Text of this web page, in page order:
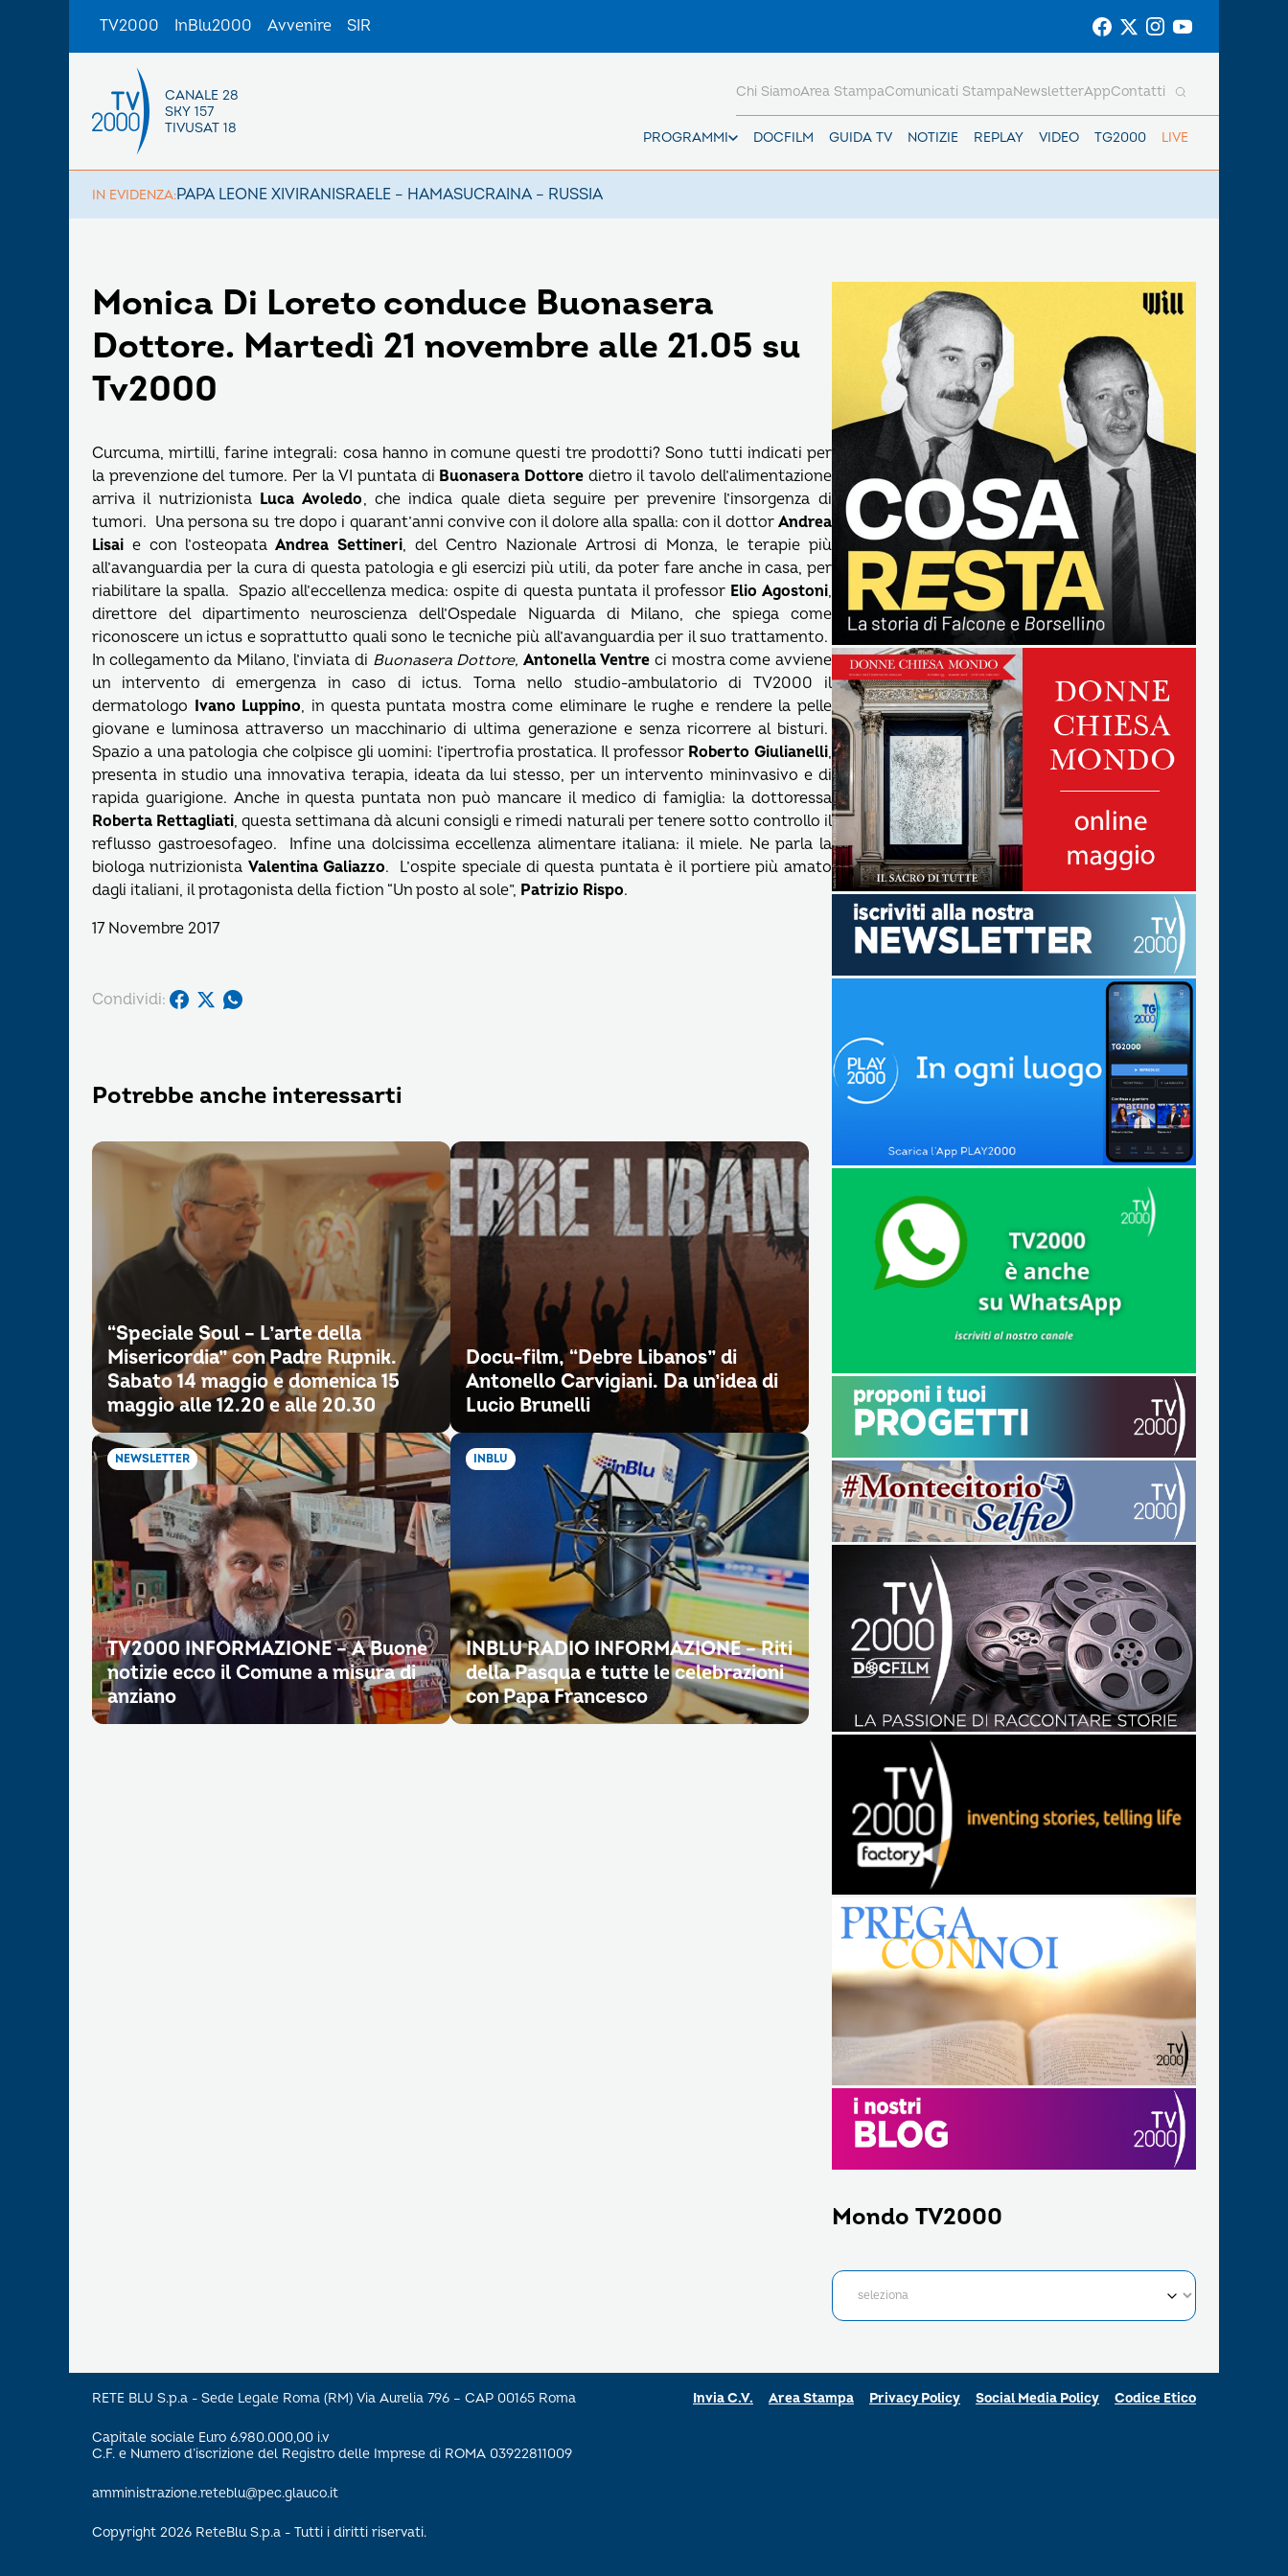
TV2000 InBlu2000 Avvenire SIR
CANALE 28
SKY 157
TIVUSAT 18
PROGRAMMI DOCFILM GUIDA TV NOTIZIE REPLAY VIDEO TG2000 LIVE
Chi SiamoArea StampaComunicati StampaNewsletterAppContatti
IN EVIDENZA:PAPA LEONE XIVIRANISRAELE – HAMASUCRAINA – RUSSIA
Monica Di Loreto conduce Buonasera
Dottore. Martedì 21 novembre alle 21.05 su
Tv2000
Curcuma, mirtilli, farine integrali: cosa hanno in comune questi tre prodotti? Sono tutti indicati per
la prevenzione del tumore. Per la VI puntata di Buonasera Dottore dietro il tavolo dell’alimentazione
arriva il nutrizionista Luca Avoledo, che indica quale dieta seguire per prevenire l’insorgenza di
tumori. Una persona su tre dopo i quarant’anni convive con il dolore alla spalla: con il dottor Andrea
Lisai e con l’osteopataAndrea Settineri, del Centro Nazionale Artrosi di Monza, le terapie più
all’avanguardia per la cura di questa patologia e gli esercizi più utili, da poter fare anche in casa, per
riabilitare la spalla. Spazio all’eccellenza medica: ospite di questa puntata il professor Elio Agostoni,
direttore del dipartimento neuroscienza dell’Ospedale Niguarda di Milano, che spiega come
riconoscere un ictus e soprattutto quali sono le tecniche più all’avanguardia per il suo trattamento.
In collegamento da Milano, l’inviata di Buonasera Dottore, Antonella Ventre ci mostra come avviene
un intervento di emergenza in caso di ictus. Torna nello studio-ambulatorio di TV2000 il
dermatologo Ivano Luppino, in questa puntata mostra come eliminare le rughe e rendere la pelle
giovane e luminosa attraverso un macchinario di ultima generazione e senza ricorrere al bisturi.
Spazio a una patologia che colpisce gli uomini: l’ipertrofia prostatica. Il professorRoberto Giulianelli,
presenta in studio una innovativa terapia, ideata da lui stesso, per un intervento mininvasivo e di
rapida guarigione. Anche in questa puntata non può mancare il medico di famiglia: la dottoressa
Roberta Rettagliati, questa settimana dà alcuni consigli e rimedi naturali per tenere sotto controllo il
reflusso gastroesofageo. Infine una dolcissima eccellenza alimentare italiana: il miele. Ne parla la
biologa nutrizionista Valentina Galiazzo. L’ospite speciale di questa puntata è il portiere più amato
dagli italiani, il protagonista della fiction “Un posto al sole”, Patrizio Rispo.
17 Novembre 2017
Condividi:
Potrebbe anche interessarti
“Speciale Soul – L’arte della
Misericordia” con Padre Rupnik.
Sabato 14 maggio e domenica 15
maggio alle 12.20 e alle 20.30
Docu-film, “Debre Libanos” di
Antonello Carvigiani. Da un’idea di
Lucio Brunelli
NEWSLETTER
TV2000 INFORMAZIONE – A Buone
notizie ecco il Comune a misura di
anziano
INBLU
INBLU RADIO INFORMAZIONE – Riti
della Pasqua e tutte le celebrazioni
con Papa Francesco
Mondo TV2000
RETE BLU S.p.a - Sede Legale Roma (RM) Via Aurelia 796 – CAP 00165 Roma
Capitale sociale Euro 6.980.000,00 i.v
C.F. e Numero d’iscrizione del Registro delle Imprese di ROMA 03922811009
amministrazione.reteblu@pec.glauco.it
Copyright 2026 ReteBlu S.p.a - Tutti i diritti riservati.
Invia C.V. Area Stampa Privacy Policy Social Media Policy Codice Etico